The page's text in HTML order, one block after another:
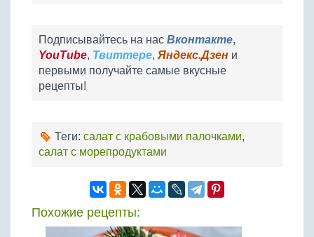
Подписывайтесь на нас Вконтакте,
YouTube, Твиттере, Яндекс.Дзен и
первыми получайте самые вкусные
рецепты!
Теги: салат с крабовыми палочками,
салат с морепродуктами
Похожие рецепты: